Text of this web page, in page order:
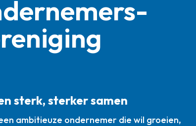
sterk, sterker samen
ambitieuze ondernemer die wil groeien,